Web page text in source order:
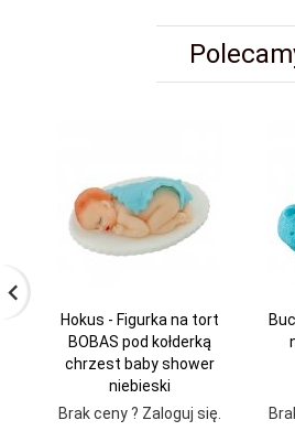
Hokus - Figurka na tort
BOBAS pod kołderką
chrzest baby shower
niebieski
Brak ceny ? Zaloguj się.